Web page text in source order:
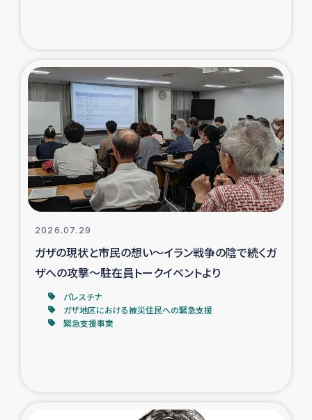
仮設住宅生活支援・農業復興支援
漁業復興支援
インターン・ボランティア日誌
経済自立支援事業
ガザ空爆被災者への食料支援と農家生産支援
ガザ地区における羊の畜産支援
ガザ地区酪農を通した女性グループの生計支援
2026.07.29
ガザの現状と市民の想い～イラン戦争の陰で続くガ
ザへの攻撃～駐在員トークイベントより
パレスチナ
ガザ地区における被災住民への緊急支援
緊急支援事業